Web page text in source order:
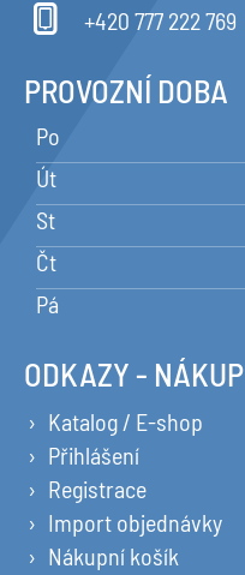
+420 777 222 769
PROVOZNÍ DOBA
Po
Út
St
Čt
Pá
ODKAZY - NÁKUP
Katalog / E-shop
Přihlášení
Registrace
Import objednávky
Nákupní košík